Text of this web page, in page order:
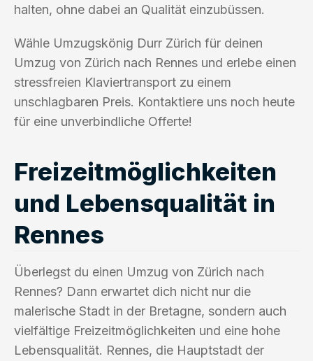
halten, ohne dabei an Qualität einzubüssen.
Wähle Umzugskönig Durr Zürich für deinen
Umzug von Zürich nach Rennes und erlebe einen
stressfreien Klaviertransport zu einem
unschlagbaren Preis. Kontaktiere uns noch heute
für eine unverbindliche Offerte!
Freizeitmöglichkeiten
und Lebensqualität in
Rennes
Überlegst du einen Umzug von Zürich nach
Rennes? Dann erwartet dich nicht nur die
malerische Stadt in der Bretagne, sondern auch
vielfältige Freizeitmöglichkeiten und eine hohe
Lebensqualität. Rennes, die Hauptstadt der